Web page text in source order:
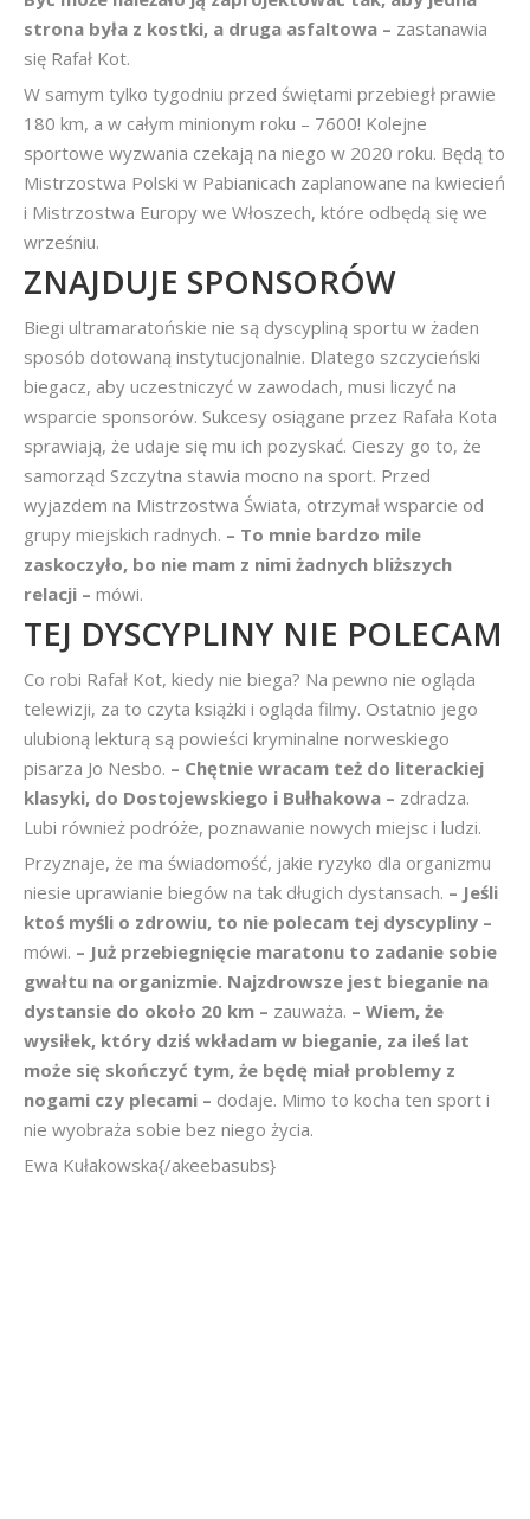
strona była z kostki, a druga asfaltowa – zastanawia
się Rafał Kot.
W samym tylko tygodniu przed świętami przebiegł prawie
180 km, a w całym minionym roku – 7600! Kolejne
sportowe wyzwania czekają na niego w 2020 roku. Będą to
Mistrzostwa Polski w Pabianicach zaplanowane na kwiecień
i Mistrzostwa Europy we Włoszech, które odbędą się we
wrześniu.
ZNAJDUJE SPONSORÓW
Biegi ultramaratońskie nie są dyscypliną sportu w żaden
sposób dotowaną instytucjonalnie. Dlatego szczycieński
biegacz, aby uczestniczyć w zawodach, musi liczyć na
wsparcie sponsorów. Sukcesy osiągane przez Rafała Kota
sprawiają, że udaje się mu ich pozyskać. Cieszy go to, że
samorząd Szczytna stawia mocno na sport. Przed
wyjazdem na Mistrzostwa Świata, otrzymał wsparcie od
grupy miejskich radnych. – To mnie bardzo mile
zaskoczyło, bo nie mam z nimi żadnych bliższych
relacji – mówi.
TEJ DYSCYPLINY NIE POLECAM
Co robi Rafał Kot, kiedy nie biega? Na pewno nie ogląda
telewizji, za to czyta książki i ogląda filmy. Ostatnio jego
ulubioną lekturą są powieści kryminalne norweskiego
pisarza Jo Nesbo. – Chętnie wracam też do literackiej
klasyki, do Dostojewskiego i Bułhakowa – zdradza.
Lubi również podróże, poznawanie nowych miejsc i ludzi.
Przyznaje, że ma świadomość, jakie ryzyko dla organizmu
niesie uprawianie biegów na tak długich dystansach. – Jeśli
ktoś myśli o zdrowiu, to nie polecam tej dyscypliny –
mówi. – Już przebiegnięcie maratonu to zadanie sobie
gwałtu na organizmie. Najzdrowsze jest bieganie na
dystansie do około 20 km – zauważa. – Wiem, że
wysiłek, który dziś wkładam w bieganie, za ileś lat
może się skończyć tym, że będę miał problemy z
nogami czy plecami – dodaje. Mimo to kocha ten sport i
nie wyobraża sobie bez niego życia.
Ewa Kułakowska{/akeebasubs}